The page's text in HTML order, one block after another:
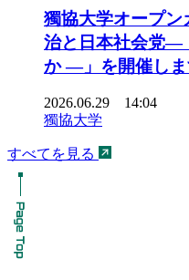
獨協大学オープン
治と日本社会党―
か ―」を開催しま
2026.06.29 14:04
獨協大学
すべてを見る